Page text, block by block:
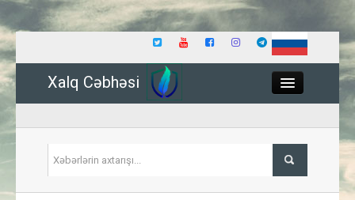
Xalq Cəbhəsi